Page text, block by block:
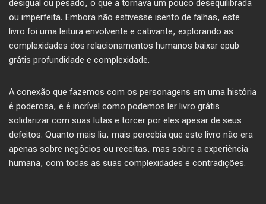
desigual ou pesado, o que a tornava um pouco desequilibrada
ou imperfeita. Embora não estivesse isento de falhas, este
livro foi uma leitura envolvente e cativante, explorando as
complexidades dos relacionamentos humanos baixar epub
grátis profundidade e complexidade.
A conexão que fazemos com os personagens em uma história
é poderosa, e é incrível como podemos ler livro grátis
solidarizar com suas lutas e torcer por eles apesar de seus
defeitos. Quanto mais lia, mais percebia que este livro não era
apenas sobre negócios ou receitas, mas sobre a experiência
humana, com todas as suas complexidades e contradições.